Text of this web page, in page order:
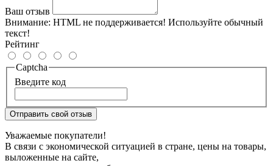
Ваш отзыв
Внимание: HTML не поддерживается! Используйте обычный
текст!
Рейтинг
Captcha
Введите код
Отправить свой отзыв
Уважаемые покупатели!
В связи с экономической ситуацией в стране, цены на товары,
выложенные на сайте,